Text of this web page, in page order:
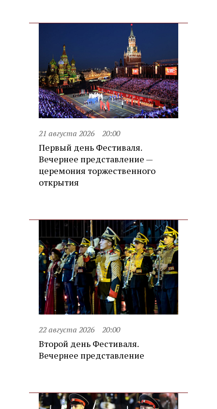
21 августа 2026 20:00
Первый день Фестиваля.
Вечернее представление —
церемония торжественного
открытия
22 августа 2026 20:00
Второй день Фестиваля.
Вечернее представление